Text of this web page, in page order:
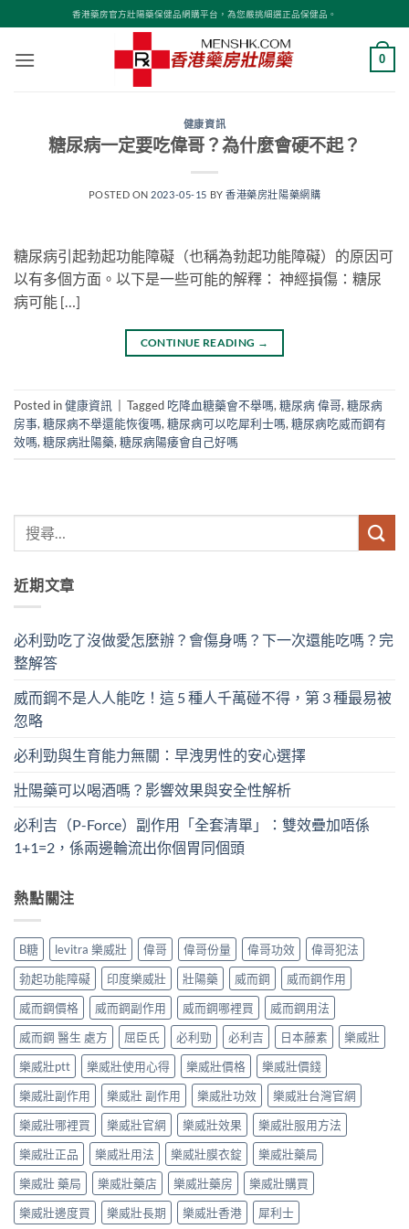
to
content
香港藥房官方壯陽藥保健品網購平台，為您嚴挑細選正品保健品。
0
健康資訊
糖尿病一定要吃偉哥？為什麼會硬不起？
POSTED ON 2023-05-15 BY香港藥房壯陽藥網購
糖尿病引起勃起功能障礙（也稱為勃起功能障礙）的原因可
以有多個方面。以下是一些可能的解釋： 神經損傷：糖尿
病可能 […]
CONTINUE READING →
Posted in健康資訊 Tagged 吃降血糖藥會不舉嗎, 糖尿病 偉哥, 糖尿病
房事, 糖尿病不舉還能恢復嗎, 糖尿病可以吃犀利士嗎, 糖尿病吃威而鋼有
效嗎, 糖尿病壯陽藥, 糖尿病陽痿會自己好嗎
近期文章
必利勁吃了沒做愛怎麼辦？會傷身嗎？下一次還能吃嗎？完
整解答
威而鋼不是人人能吃！這 5 種人千萬碰不得，第 3 種最易被
忽略
必利勁與生育能力無關：早洩男性的安心選擇
壯陽藥可以喝酒嗎？影響效果與安全性解析
必利吉（P-Force）副作用「全套清單」：雙效疊加唔係
1+1=2，係兩邊輪流出你個胃同個頭
熱點關注
B糖 levitra 樂威壯 偉哥 偉哥份量 偉哥功效
偉哥犯法
勃起功能障礙
印度樂威壯 壯陽藥 威而鋼
威而鋼作用
威而鋼價格
威而鋼副作用 威而鋼哪裡買
威而鋼用法
威而鋼 醫生 處方
屈臣氏 必利勁 必利吉 日本藤素
樂威壯
樂威壯ptt
樂威壯使用心得 樂威壯價格
樂威壯價錢
樂威壯副作用
樂威壯 副作用 樂威壯功效
樂威壯台灣官網
樂威壯哪裡買
樂威壯官網 樂威壯效果
樂威壯服用方法
樂威壯正品
樂威壯用法 樂威壯膜衣錠
樂威壯藥局
樂威壯 藥局
樂威壯藥店 樂威壯藥房
樂威壯購買
樂威壯邊度買
樂威壯長期 樂威壯香港 犀利士